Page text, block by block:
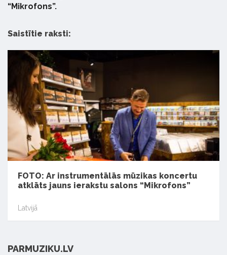
“Mikrofons”.
Saistītie raksti:
FOTO: Ar instrumentālās mūzikas koncertu
atklāts jauns ierakstu salons “Mikrofons”
Latvijā
PARMUZIKU.LV